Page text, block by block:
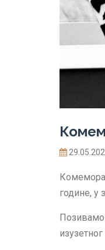
године, у
Позивамо